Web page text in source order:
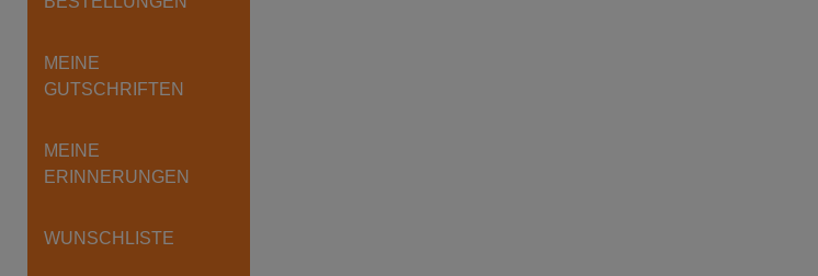
MEINE
GUTSCHRIFTEN
MEINE
ERINNERUNGEN
WUNSCHLISTE